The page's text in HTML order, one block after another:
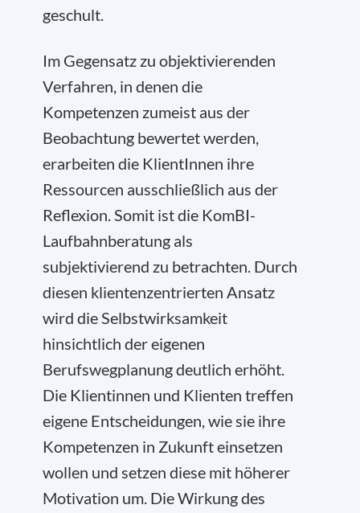
geschult.
Im Gegensatz zu objektivierenden
Verfahren, in denen die
Kompetenzen zumeist aus der
Beobachtung bewertet werden,
erarbeiten die KlientInnen ihre
Ressourcen ausschließlich aus der
Reflexion. Somit ist die KomBI-
Laufbahnberatung als
subjektivierend zu betrachten. Durch
diesen klientenzentrierten Ansatz
wird die Selbstwirksamkeit
hinsichtlich der eigenen
Berufswegplanung deutlich erhöht.
Die Klientinnen und Klienten treffen
eigene Entscheidungen, wie sie ihre
Kompetenzen in Zukunft einsetzen
wollen und setzen diese mit höherer
Motivation um. Die Wirkung des